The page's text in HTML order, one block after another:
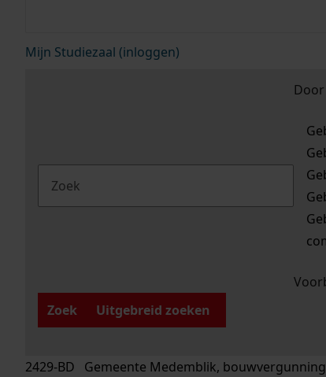
Mijn Studiezaal (inloggen)
Zoek
Uitgebreid zoeken
2429-BD Gemeente Medemblik,